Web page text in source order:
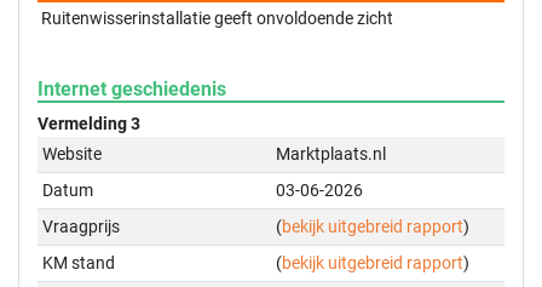
Ruitenwisserinstallatie geeft onvoldoende zicht
Internet geschiedenis
Vermelding 3
Website
Marktplaats.nl
Datum
03-06-2026
Vraagprijs
(bekijk uitgebreid rapport)
KM stand
(bekijk uitgebreid rapport)